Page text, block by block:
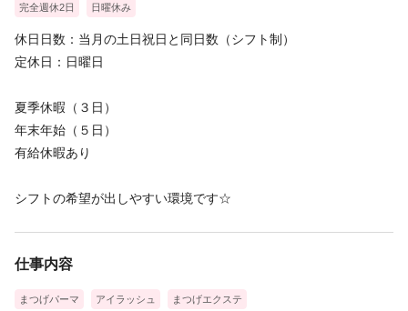
完全週休2日 日曜休み
休日日数：当月の土日祝日と同日数（シフト制）
定休日：日曜日
夏季休暇（３日）
年末年始（５日）
有給休暇あり
シフトの希望が出しやすい環境です☆
仕事内容
まつげパーマ アイラッシュ まつげエクステ